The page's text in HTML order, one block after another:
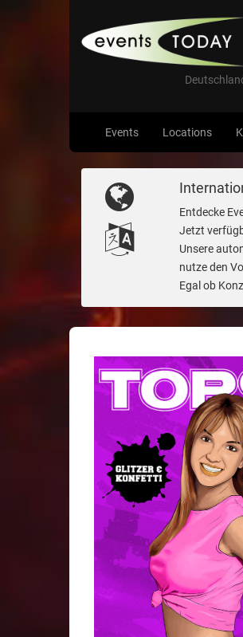
Events Locations
Entdecke
Jetzt
Unsere
nutze den
Egal ob